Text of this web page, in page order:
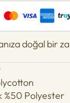
doğal bir
%50 Polyester